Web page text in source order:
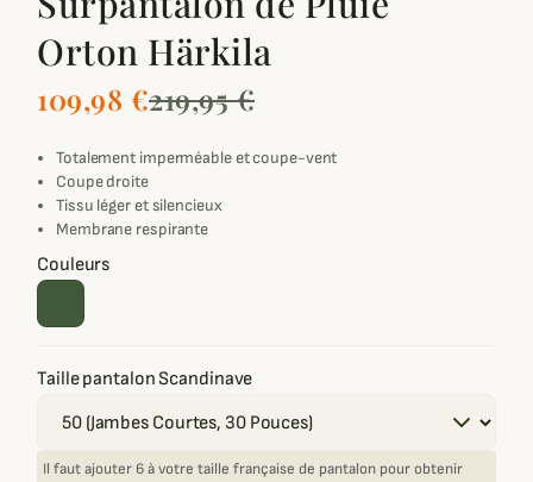
Orton Härkila
109,98 €219,95 €
Totalement imperméable et coupe-vent
Coupe droite
Tissu léger et silencieux
Membrane respirante
Couleurs
Taille pantalon Scandinave
Il faut ajouter 6 à votre taille française de pantalon pour obtenir